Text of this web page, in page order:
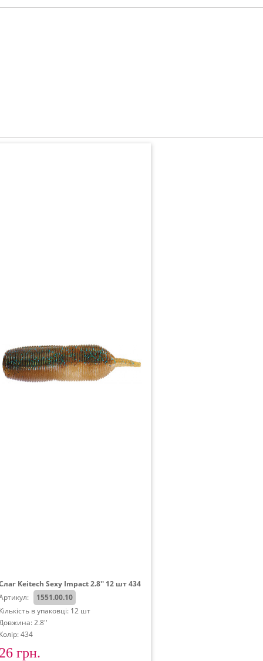
Keitech Sexy Impact 2.8'' 12 шт 434
1551.00.10
в упаковці: 12 шт
2.8''
434
грн.